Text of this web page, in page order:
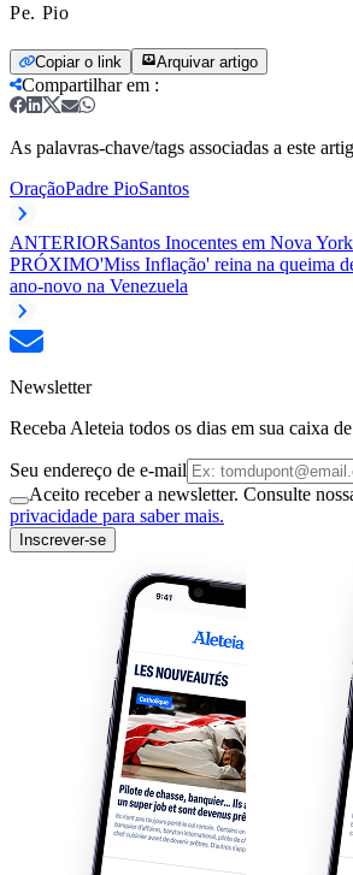
Pe. Pio
Copiar o link Arquivar artigo
Compartilhar em :
As palavras-chave/tags associadas a este
OraçãoPadre PioSantos
ANTERIORSantos Inocentes em Nova York
PRÓXIMO'Miss Inflação' reina na queima
ano-novo na Venezuela
Newsletter
Receba Aleteia todos os dias em sua caixa
Seu endereço de e-mail
Aceito receber a newsletter. Consulte
privacidade para saber mais.
Inscrever-se